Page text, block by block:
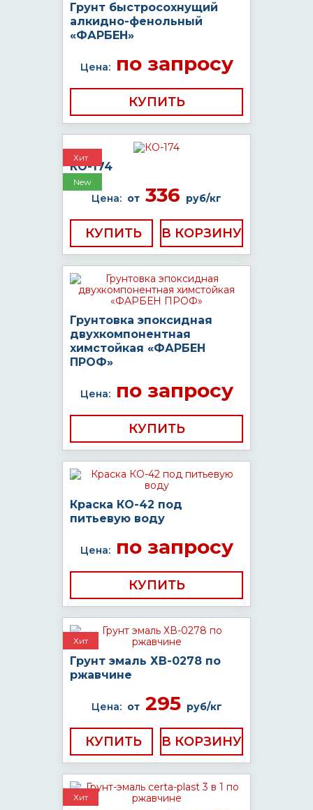
Грунт быстросохнущий
алкидно-фенольный
«ФАРБЕН»
Цена:по запросу
КУПИТЬ
Хит
New
КО-174
Цена: от 336 руб/кг
КУПИТЬ
Грунтовка эпоксидная
двухкомпонентная
химстойкая «ФАРБЕН
ПРОФ»
Цена:по запросу
КУПИТЬ
Краска КО-42 под
питьевую воду
Цена:по запросу
КУПИТЬ
Хит
Грунт эмаль ХВ-0278 по
ржавчине
Цена: от295 руб/кг
КУПИТЬ
Хит